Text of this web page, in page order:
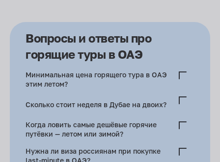
Вопросы и ответы про
горящие туры в ОАЭ
Минимальная цена горящего тура в ОАЭ
этим летом?
Август–сентябрь — самая жара, от 55–60 тыс. рублей за
4–5 дней с завтраками.
Сколько стоит неделя в Дубае на двоих?
140–160 тыс. рублей включают прямой перелёт,
трансфер, 4* отель у метро и медстраховку.
Когда ловить самые дешёвые горячие
путёвки — летом или зимой?
Летом жарко, и во время Рамадана — именно тогда
туроператоры сливают остатки.
Нужна ли виза россиянам при покупке
last-minute в ОАЭ?